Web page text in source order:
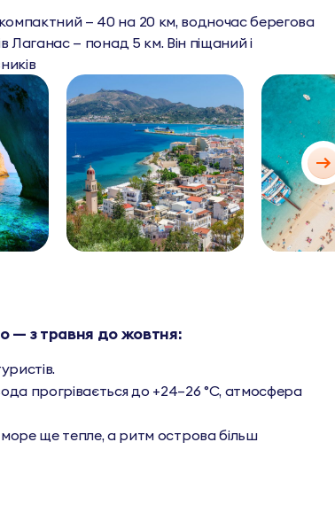
— 40 на 20 км, водночас берегова
Лаганас — понад 5 км. Він піщаний і
— з травня до жовтня:
прогрівається до +24–26 °C, атмосфера
ще тепле, а ритм острова більш